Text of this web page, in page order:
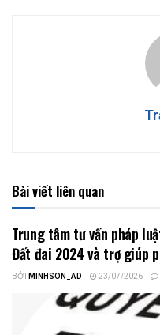
Bài viết liên quan
Trung tâm tư vấn pháp
Đất đai 2024 và trợ giúp
BỞI MINHSON_AD 23/07/2026